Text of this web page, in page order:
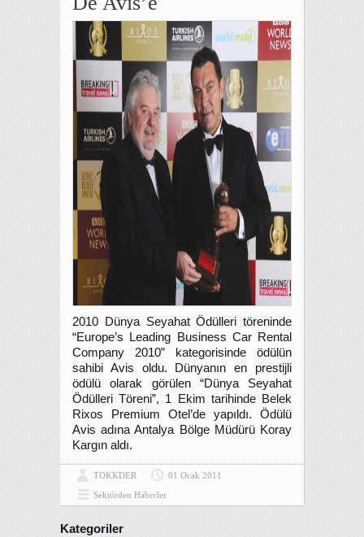
2010 Dünya Seyahat Ödülleri töreninde
“Europe’s Leading Business Car Rental
Company 2010” kategorisinde ödülün
sahibi Avis oldu. Dünyanın en prestijli
ödülü olarak görülen “Dünya Seyahat
Ödülleri Töreni”, 1 Ekim tarihinde Belek
Rixos Premium Otel’de yapıldı. Ödülü
Avis adına Antalya Bölge Müdürü Koray
Kargın aldı.
TOKKDER
01 Ocak 2011
Sektörden Haberler
Kategoriler